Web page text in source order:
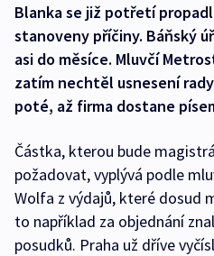
Blanka se již potřetí
stanoveny příčiny. Báňský
asi do měsíce. Mluvčí
zatím nechtěl usnesení
poté, až firma dostane
Částka, kterou bude
požadovat, vyplývá podle
Wolfa z výdajů, které dosud
to například za objednání
posudků. Praha už dříve